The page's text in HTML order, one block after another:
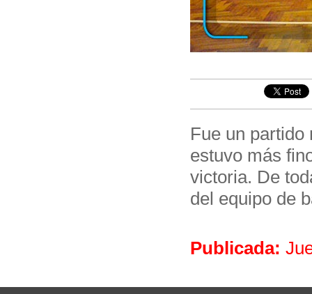
Fue un partido
estuvo más
victoria. De
del equipo de
Publicada: